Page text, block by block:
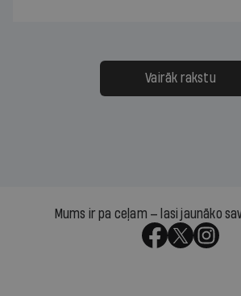
Vairāk rakstu
Mums ir pa ceļam — lasi jaunāko